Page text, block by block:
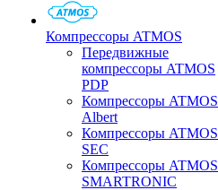
Компрессоры ATMOS
Передвижные
компрессоры ATMOS
PDP
Компрессоры ATMOS
Albert
Компрессоры ATMOS
SEC
Компрессоры ATMOS
SMARTRONIC